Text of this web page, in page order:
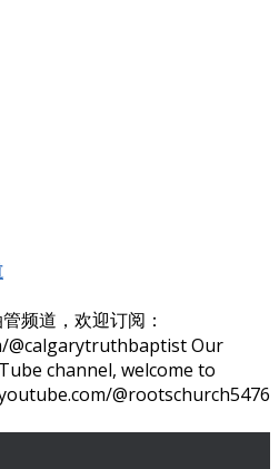
频道，欢迎订阅：
@calgarytruthbaptist Our
channel, welcome to
@rootschurch5476